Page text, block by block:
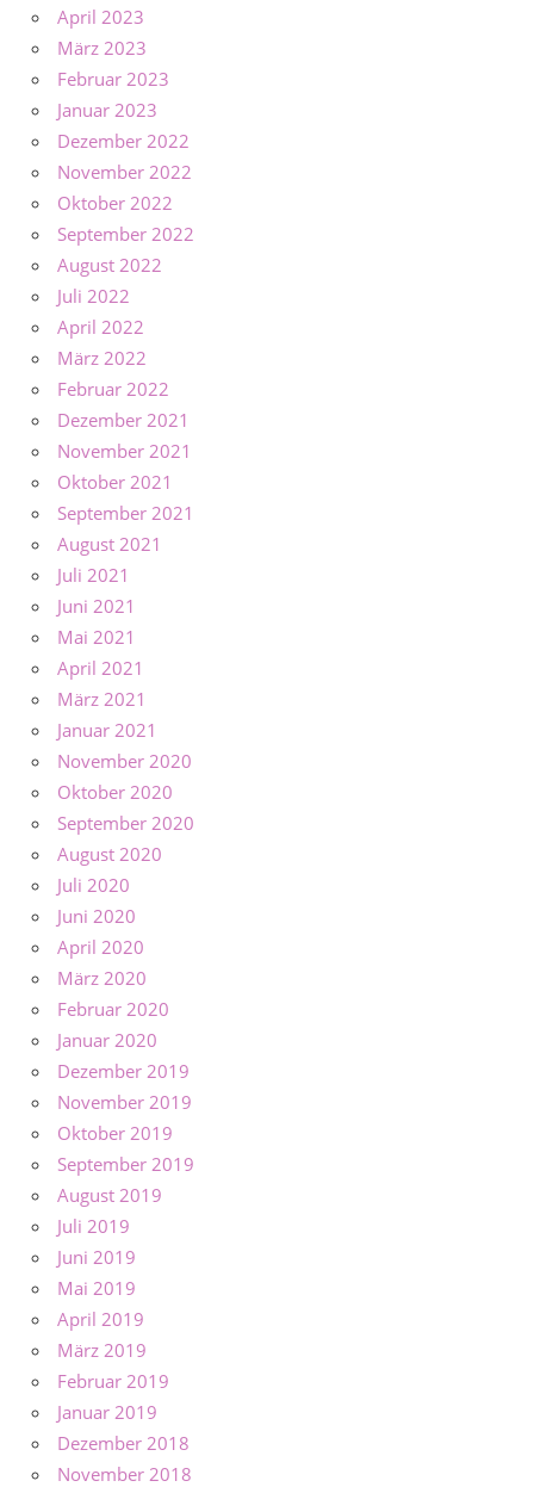
April 2023
März 2023
Februar 2023
Januar 2023
Dezember 2022
November 2022
Oktober 2022
September 2022
August 2022
Juli 2022
April 2022
März 2022
Februar 2022
Dezember 2021
November 2021
Oktober 2021
September 2021
August 2021
Juli 2021
Juni 2021
Mai 2021
April 2021
März 2021
Januar 2021
November 2020
Oktober 2020
September 2020
August 2020
Juli 2020
Juni 2020
April 2020
März 2020
Februar 2020
Januar 2020
Dezember 2019
November 2019
Oktober 2019
September 2019
August 2019
Juli 2019
Juni 2019
Mai 2019
April 2019
März 2019
Februar 2019
Januar 2019
Dezember 2018
November 2018